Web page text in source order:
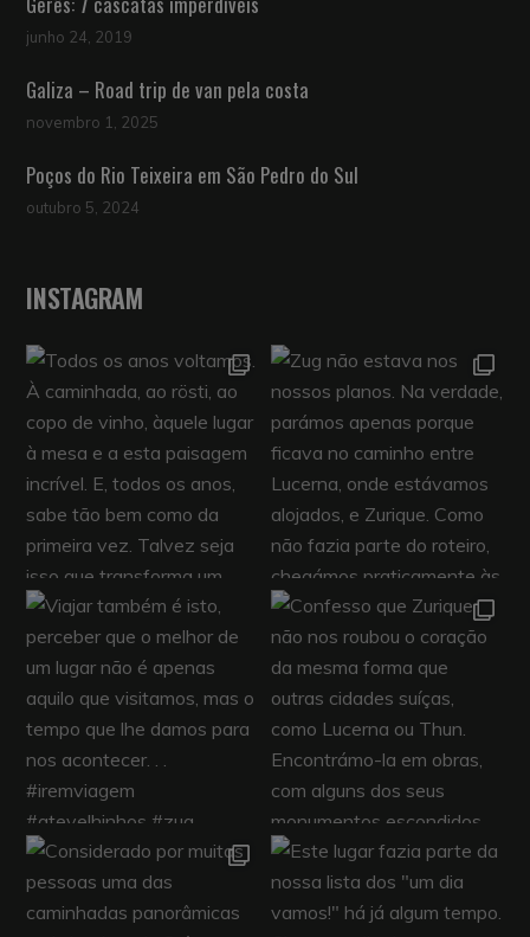
junho 24, 2019
Galiza – Road trip de van pela costa
novembro 1, 2025
Poços do Rio Teixeira em São Pedro do Sul
outubro 5, 2024
INSTAGRAM